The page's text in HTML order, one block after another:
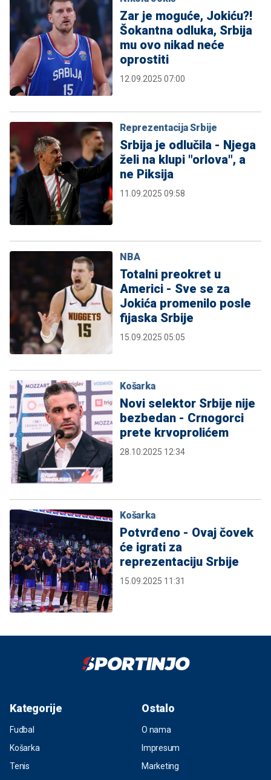
Zar je moguće, Jokiću?!
Šokantna odluka, Srbija
mu ovo nikad neće
oprostiti
12.09.2025 07:00
Reprezentacija Srbije
Srbija je odlučila - Njega
želi na klupi "orlova", a
ne Piksija
11.09.2025 09:58
NBA
Totalni preokret u
Americi - Sve se za
Jokića promenilo posle
fijaska Srbije
15.09.2025 05:05
Košarka
Novi selektor Srbije nije
bezbedan - Crnogorci
prete krvoprolićem
28.10.2025 12:34
Košarka
Potvrđeno - Ovaj čovek
će igrati za
reprezentaciju Srbije
15.09.2025 11:31
Kategorije
Fudbal
Košarka
Tenis
Ostalo
O nama
Impresum
Marketing